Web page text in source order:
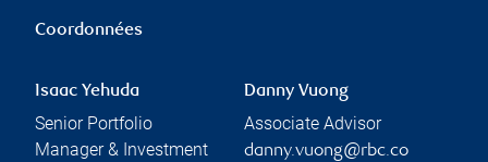
Coordonnées
Isaac Yehuda
Senior Portfolio
Manager & Investment
Danny Vuong
Associate Advisor
danny.vuong@rbc.co